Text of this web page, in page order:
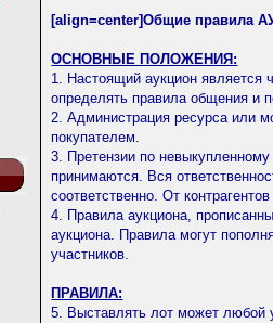
[align=center]Общие правила
ОСНОВНЫЕ ПОЛОЖЕНИЯ:
1. Настоящий аукцион является
определять правила общения и
2. Администрация ресурса или
покупателем.
3. Претензии по
принимаются. Вся
соответственно. От
4. Правила аукциона,
аукциона. Правила могут
участников.
ПРАВИЛА:
5. Выставлять лот может любой